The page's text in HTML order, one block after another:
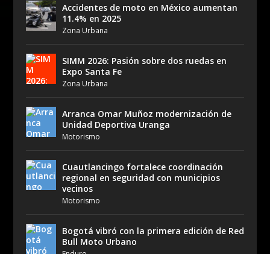
Accidentes de moto en México aumentan
11.4% en 2025
Zona Urbana
SIMM 2026: Pasión sobre dos ruedas en
Expo Santa Fe
Zona Urbana
Arranca Omar Muñoz modernización de
Unidad Deportiva Uranga
Motorismo
Cuautlancingo fortalece coordinación
regional en seguridad con municipios
vecinos
Motorismo
Bogotá vibró con la primera edición de Red
Bull Moto Urbano